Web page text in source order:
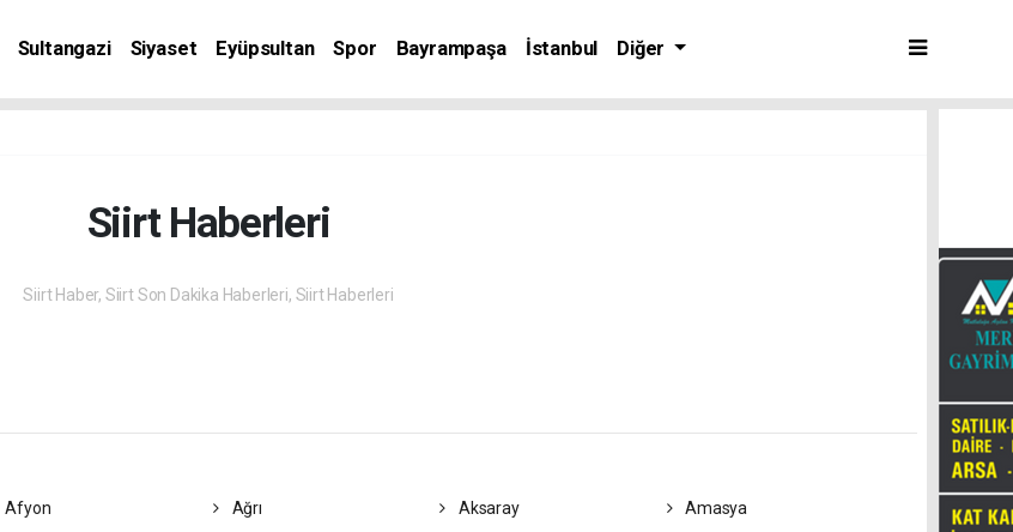
Sultangazi Siyaset Eyüpsultan Spor Bayrampaşa İstanbul Diğer
Siirt Haberleri
Siirt Haber, Siirt Son Dakika Haberleri, Siirt Haberleri
Afyon Ağrı Aksaray
Amasya